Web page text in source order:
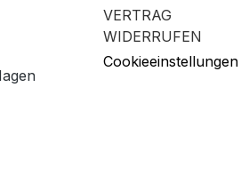
VERTRAG
WIDERRUFEN
Cookieeinstellungen